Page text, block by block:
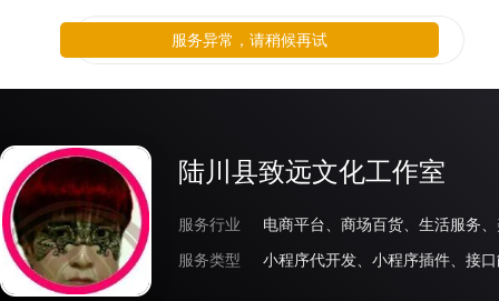
陆川县致远文化工作室
服务行业
电商平台、商场百货、生活服务
服务类型
服务异常，请稍候再试